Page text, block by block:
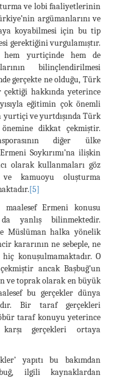
ve lobi faaliyetlerinin
argümanlarını ve
koyabilmesi için bu tip
gerektiğini vurgulamıştır.
hem yurtiçinde hem de
bilinçlendirilmesi
gerçekte ne olduğu, Türk
hakkında yeterince
eğitimin çok önemli
yurtiçi ve yurtdışında Türk
dikkat çekmiştir.
diğer ülke
Soykırımı’na ilişkin
olarak kullanmaları göz
ve kamuoyu oluşturma
[5]
maalesef Ermeni konusu
yanlış bilinmektedir.
Müslüman halka yönelik
kararının ne sebeple, ne
konuşulmamaktadır. O
ancak Başbuğ’un
ve toprak olarak en büyük
bu gerçekler dünya
Bir taraf gerçekleri
taraf konuyu yeterince
gerçekleri ortaya
yapıtı bu bakımdan
ilgili kaynaklardan